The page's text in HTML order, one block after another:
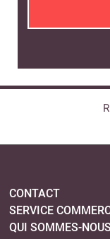
CONTACT
SERVICE
QUI SOMMES-